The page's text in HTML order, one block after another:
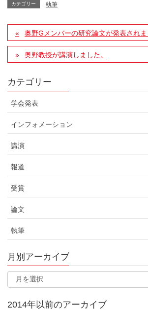
カテゴリー 執筆
奥野Gメンバーの研究論文が発表され
奥野教授が講演しました。
カテゴリー
学会発表
インフォメーション
講演
報道
受賞
論文
執筆
月別アーカイブ
2014年以前のアーカイブ